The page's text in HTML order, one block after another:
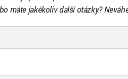
máte jakékoliv další otázky?